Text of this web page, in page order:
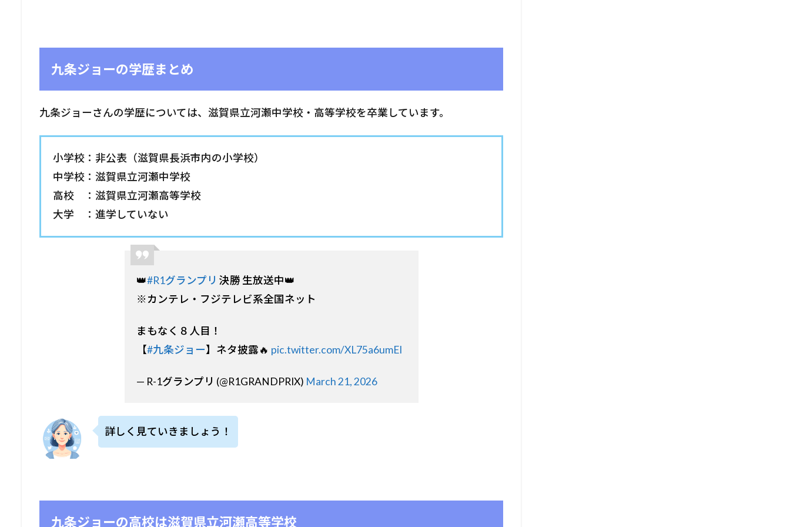
九条ジョーの学歴まとめ
九条ジョーさんの学歴については、滋賀県立河瀬中学校・高等学校を卒業しています。
小学校：非公表（滋賀県長浜市内の小学校）
中学校：滋賀県立河瀬中学校
高校 ：滋賀県立河瀬高等学校
大学 ：進学していない
👑#R1グランプリ 決勝 生放送中👑
※カンテレ・フジテレビ系全国ネット
まもなく８人目！
【#九条ジョー】ネタ披露🔥 pic.twitter.com/XL75a6umEl
— R-1グランプリ (@R1GRANDPRIX) March 21, 2026
詳しく見ていきましょう！
九条ジョーの高校は滋賀県立河瀬高等学校